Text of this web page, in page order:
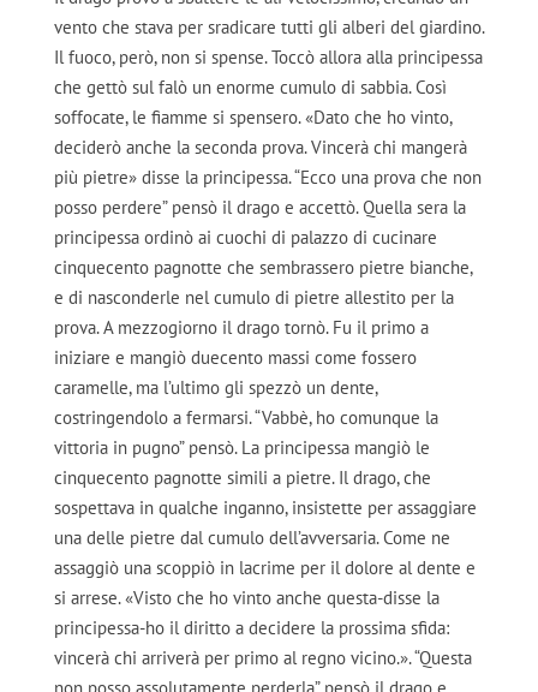
vento che stava per sradicare tutti gli alberi del giardino.
Il fuoco, però, non si spense. Toccò allora alla principessa
che gettò sul falò un enorme cumulo di sabbia. Così
soffocate, le fiamme si spensero. «Dato che ho vinto,
deciderò anche la seconda prova. Vincerà chi mangerà
più pietre» disse la principessa. “Ecco una prova che non
posso perdere” pensò il drago e accettò. Quella sera la
principessa ordinò ai cuochi di palazzo di cucinare
cinquecento pagnotte che sembrassero pietre bianche,
e di nasconderle nel cumulo di pietre allestito per la
prova. A mezzogiorno il drago tornò. Fu il primo a
iniziare e mangiò duecento massi come fossero
caramelle, ma l’ultimo gli spezzò un dente,
costringendolo a fermarsi. “Vabbè, ho comunque la
vittoria in pugno” pensò. La principessa mangiò le
cinquecento pagnotte simili a pietre. Il drago, che
sospettava in qualche inganno, insistette per assaggiare
una delle pietre dal cumulo dell’avversaria. Come ne
assaggiò una scoppiò in lacrime per il dolore al dente e
si arrese. «Visto che ho vinto anche questa-disse la
principessa-ho il diritto a decidere la prossima sfida:
vincerà chi arriverà per primo al regno vicino.». “Questa